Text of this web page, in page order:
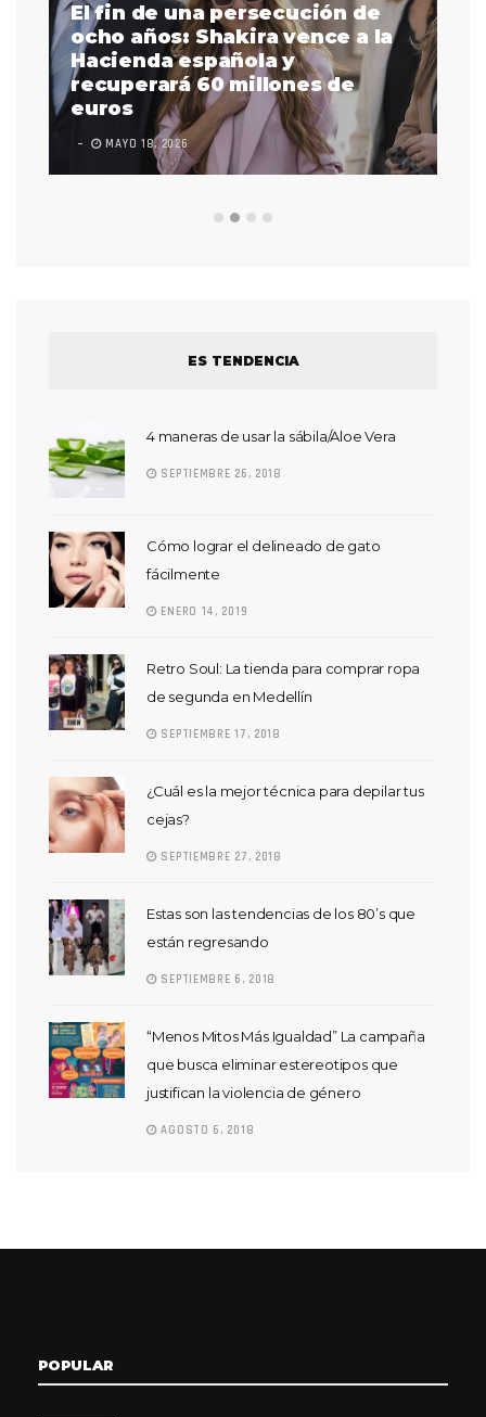
El fin de una persecución de
ocho años: Shakira vence a la
Hacienda española y
recuperará 60 millones de
euros
MAYO 18, 2026
ES TENDENCIA
4 maneras de usar la sábila/Aloe Vera
SEPTIEMBRE 26, 2018
Cómo lograr el delineado de gato
fácilmente
ENERO 14, 2019
Retro Soul: La tienda para comprar ropa
de segunda en Medellín
SEPTIEMBRE 17, 2018
¿Cuál es la mejor técnica para depilar tus
cejas?
SEPTIEMBRE 27, 2018
Estas son las tendencias de los 80’s que
están regresando
SEPTIEMBRE 6, 2018
“Menos Mitos Más Igualdad” La campaña
que busca eliminar estereotipos que
justifican la violencia de género
AGOSTO 6, 2018
POPULAR